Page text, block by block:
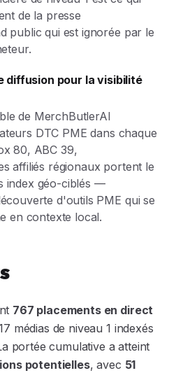
de la presse
public qui est ignorée par le
diffusion pour la visibilité
de MerchButlerAI
DTC PME dans chaque
80, ABC 39,
affiliés régionaux portent le
index géo-ciblés —
d'outils PME qui se
en contexte local.
767 placements en direct
médias de niveau 1 indexés
portée cumulative a atteint
potentielles, avec 51